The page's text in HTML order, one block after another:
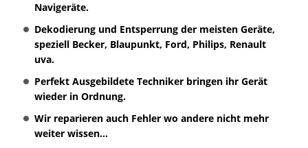
Navigeräte.
Dekodierung und Entsperrung der meisten Geräte,
speziell Becker, Blaupunkt, Ford, Philips, Renault
uva.
Perfekt Ausgebildete Techniker bringen ihr Gerät
wieder in Ordnung.
Wir reparieren auch Fehler wo andere nicht mehr
weiter wissen...